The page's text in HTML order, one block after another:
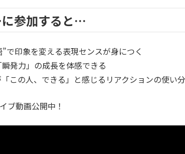
参加すると…
で印象を変える表現センスが身につく
瞬発力」の成長を体感できる
この人、できる」と感じるリアクションの使い
ブ動画公開中！